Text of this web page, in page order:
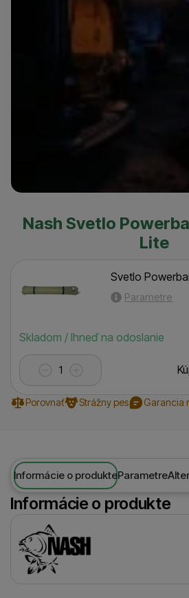
Nash Svetlo
Lite
Dostupnosť
Skladom / Ihneď na odoslanie
Svetlo
Parametre
Porovnať Strážny pes Garancia
Informácie o produkteParametre
Informácie o produkte
Výrobca